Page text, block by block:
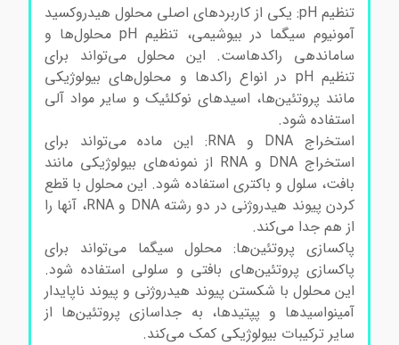
تنظیم pH: یکی از کاربردهای اصلی محلول هیدروکسید
آمونیوم سیگما در بیوشیمی، تنظیم pH محلول‌ها و
ساماندهی راکد‌هاست. این محلول می‌تواند برای
تنظیم pH در انواع راکد‌ها و محلول‌های بیولوژیکی
مانند پروتئین‌ها، اسیدهای نوکلئیک و سایر مواد آلی
استفاده شود.
استخراج DNA و RNA: این ماده می‌تواند برای
استخراج DNA و RNA از نمونه‌های بیولوژیکی مانند
بافت، سلول و باکتری استفاده شود. این محلول با قطع
کردن پیوند هیدروژنی در دو رشته DNA و RNA، آنها را
از هم جدا می‌کند.
پاکسازی پروتئین‌ها: محلول سیگما می‌تواند برای
پاکسازی پروتئین‌های بافتی و سلولی استفاده شود.
این محلول با شکستن پیوند هیدروژنی و پیوند ناپایدار
آمینواسیدها و پپتیدها، به جداسازی پروتئین‌ها از
سایر ترکیبات بیولوژیکی کمک می‌کند.